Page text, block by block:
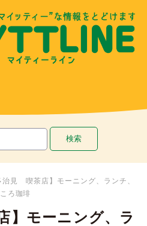
治見 喫茶店】モーニング、ランチ、
ろ珈琲
】モーニング、ラ